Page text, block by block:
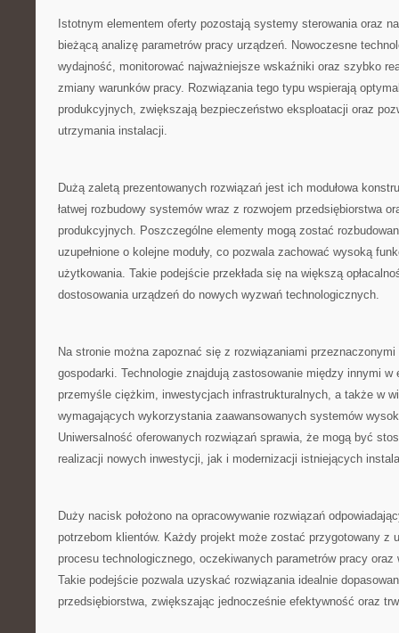
Istotnym elementem oferty pozostają systemy sterowania oraz
bieżącą analizę parametrów pracy urządzeń. Nowoczesne
wydajność, monitorować najważniejsze wskaźniki oraz szybko
zmiany warunków pracy. Rozwiązania tego typu wspierają
produkcyjnych, zwiększają bezpieczeństwo eksploatacji oraz
utrzymania instalacji.
Dużą zaletą prezentowanych rozwiązań jest ich modułowa
łatwej rozbudowy systemów wraz z rozwojem przedsiębiorstwa
produkcyjnych. Poszczególne elementy mogą zostać
uzupełnione o kolejne moduły, co pozwala zachować wysoką
użytkowania. Takie podejście przekłada się na większą
dostosowania urządzeń do nowych wyzwań technologicznych.
Na stronie można zapoznać się z rozwiązaniami
gospodarki. Technologie znajdują zastosowanie między innymi w
przemyśle ciężkim, inwestycjach infrastrukturalnych, a także w
wymagających wykorzystania zaawansowanych systemów
Uniwersalność oferowanych rozwiązań sprawia, że mogą być
realizacji nowych inwestycji, jak i modernizacji istniejących
Duży nacisk położono na opracowywanie rozwiązań
potrzebom klientów. Każdy projekt może zostać przygotowany z
procesu technologicznego, oczekiwanych parametrów pracy
Takie podejście pozwala uzyskać rozwiązania idealnie
przedsiębiorstwa, zwiększając jednocześnie efektywność oraz